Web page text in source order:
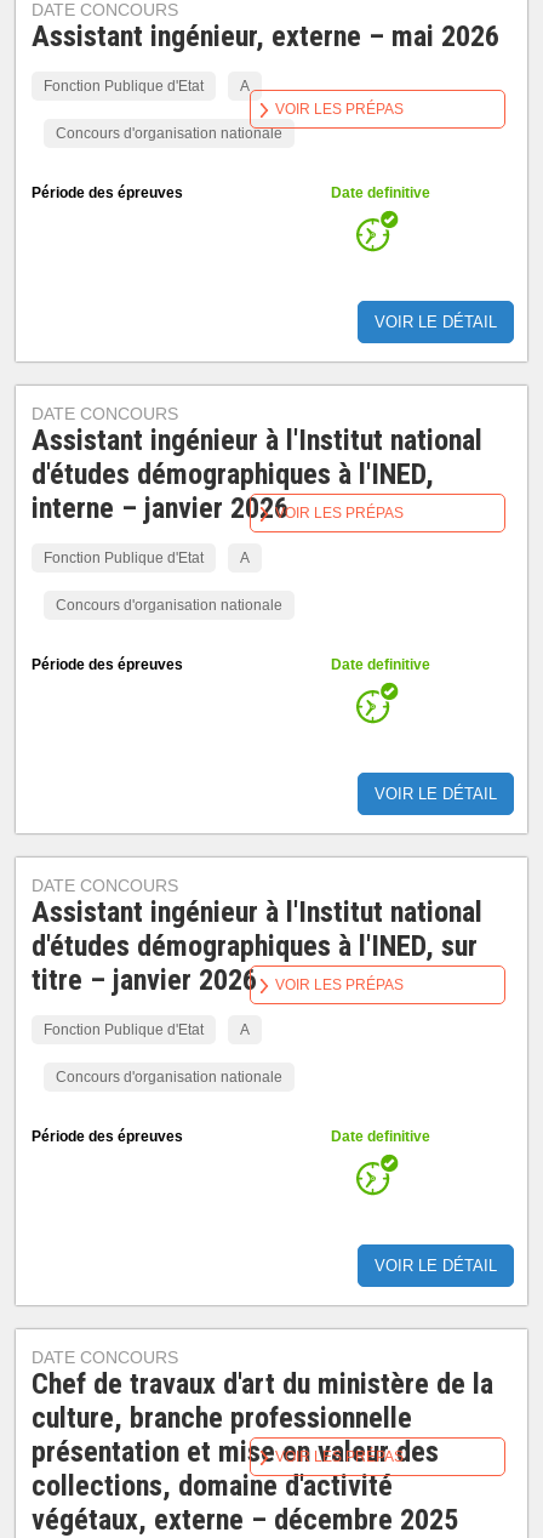
DATE CONCOURS
Assistant ingénieur, externe – mai 2026
Fonction Publique d'Etat A
Concours d'organisation nationale
Période des épreuves Date definitive
VOIR LE DÉTAIL
VOIR LES PRÉPAS
DATE CONCOURS
Assistant ingénieur à l'Institut national
d'études démographiques à l'INED,
interne – janvier 2026
Fonction Publique d'Etat A
Concours d'organisation nationale
Période des épreuves Date definitive
VOIR LE DÉTAIL
VOIR LES PRÉPAS
DATE CONCOURS
Assistant ingénieur à l'Institut national
d'études démographiques à l'INED, sur
titre – janvier 2026
Fonction Publique d'Etat A
Concours d'organisation nationale
Période des épreuves Date definitive
VOIR LE DÉTAIL
VOIR LES PRÉPAS
DATE CONCOURS
Chef de travaux d'art du ministère de la
culture, branche professionnelle
présentation et mise en valeur des
collections, domaine d'activité
végétaux, externe – décembre 2025
VOIR LES PRÉPAS